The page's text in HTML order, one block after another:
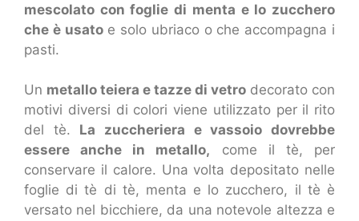
mescolato con foglie di menta e lo zucchero
che è usatoe solo ubriaco o che accompagna i
pasti.
Un metallo teiera e tazze di vetro decorato con
motivi diversi di colori viene utilizzato per il rito
del tè. La zuccheriera e vassoio dovrebbe
essere anche in metallo, come il tè, per
conservare il calore. Una volta depositato nelle
foglie di tè di tè, menta e lo zucchero, il tè è
versato nel bicchiere, da una notevole altezza e